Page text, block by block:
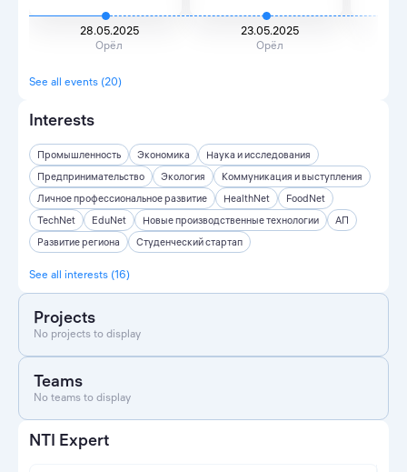
28.05.2025
Орёл
23.05.2025
Орёл
See all events (20)
Interests
Промышленность Экономика
Наука и исследования
Предпринимательство
Экология
Коммуникация и выступления
Личное профессиональное развитие
HealthNet
FoodNet
TechNet
EduNet Новые производственные технологии
АП
Развитие региона
Студенческий стартап
See all interests (16)
Projects
No projects to display
Teams
No teams to display
NTI Expert